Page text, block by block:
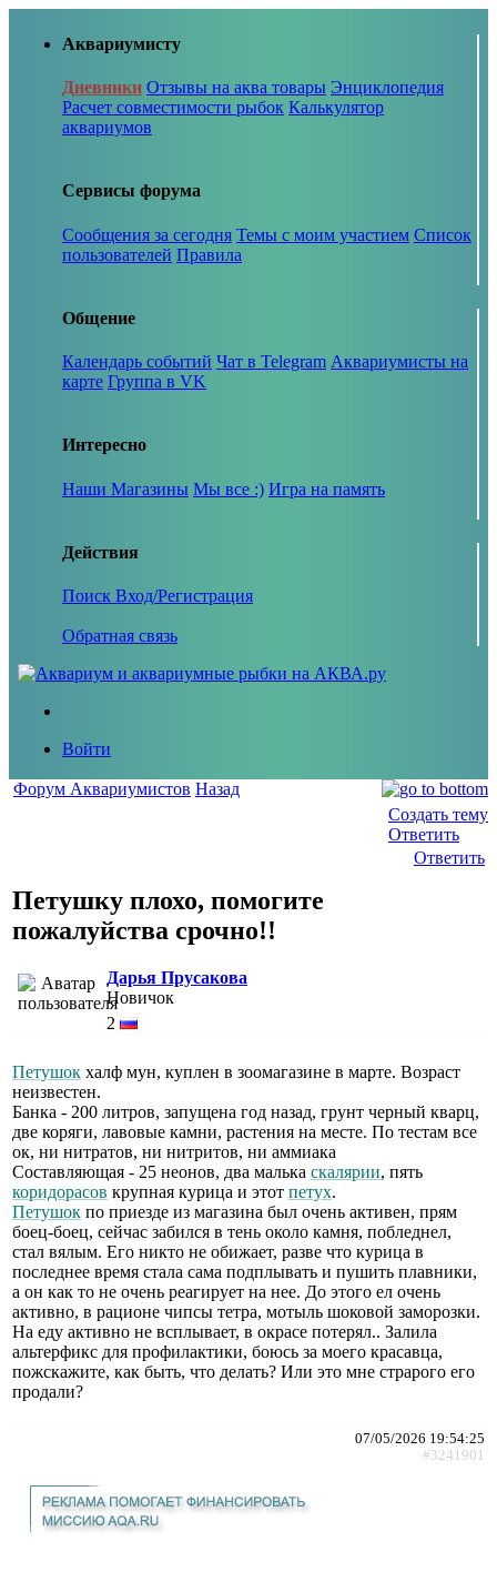
Аквариумисту
Дневники Отзывы на аква товары Энциклопедия
Расчет совместимости рыбок Калькулятор
аквариумов
Сервисы форума
Сообщения за сегодня Темы с моим участием Список
пользователей Правила
Общение
Календарь событий Чат в Telegram Аквариумисты на
карте Группа в VK
Интересно
Наши Магазины Мы все :) Игра на память
Действия
Поиск Вход/Регистрация
Обратная связь
Войти
Форум Аквариумистов Назад
Создать тему
Ответить
Ответить
Петушку плохо, помогите
пожалуйства срочно!!
Дарья Прусакова
Новичок
2
Петушок халф мун, куплен в зоомагазине в марте. Возраст
неизвестен.
Банка - 200 литров, запущена год назад, грунт черный кварц,
две коряги, лавовые камни, растения на месте. По тестам все
ок, ни нитратов, ни нитритов, ни аммиака
Составляющая - 25 неонов, два малька скалярии, пять
коридорасов крупная курица и этот петух.
Петушок по приезде из магазина был очень активен, прям
боец-боец, сейчас забился в тень около камня, побледнел,
стал вялым. Его никто не обижает, разве что курица в
последнее время стала сама подплывать и пушить плавники,
а он как то не очень реагирует на нее. До этого ел очень
активно, в рационе чипсы тетра, мотыль шоковой заморозки.
На еду активно не всплывает, в окрасе потерял.. Залила
альтерфикс для профилактики, боюсь за моего красавца,
пожскажите, как быть, что делать? Или это мне страрого его
продали?
07/05/2026 19:54:25
#3241901